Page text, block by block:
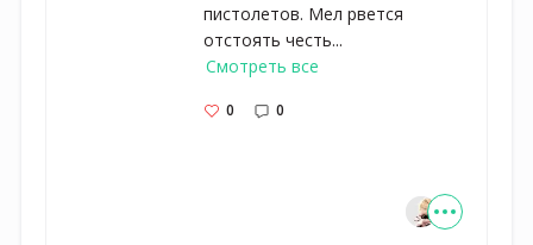
пистолетов. Мел рвется
отстоять честь...
Смотреть все
0 0